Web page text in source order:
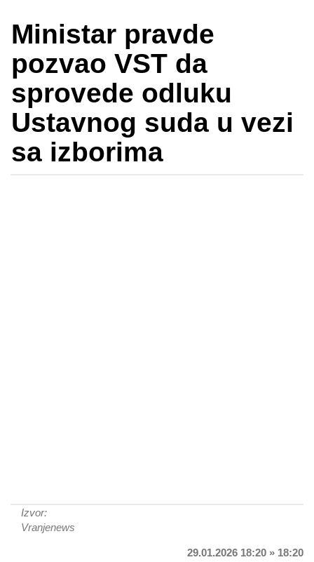
Ministar pravde
pozvao VST da
sprovede odluku
Ustavnog suda u vezi
sa izborima
Izvor:
Vranjenews
29.01.2026 18:20 » 18:20